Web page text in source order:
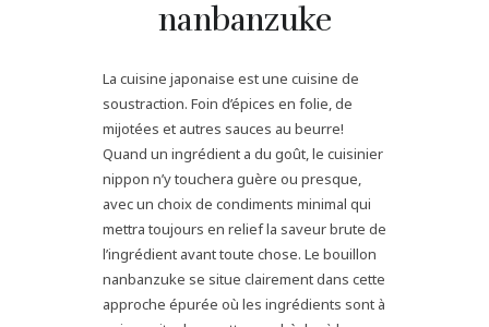
nanbanzuke
La cuisine japonaise est une cuisine de
soustraction. Foin d’épices en folie, de
mijotées et autres sauces au beurre!
Quand un ingrédient a du goût, le cuisinier
nippon n’y touchera guère ou presque,
avec un choix de condiments minimal qui
mettra toujours en relief la saveur brute de
l’ingrédient avant toute chose. Le bouillon
nanbanzuke se situe clairement dans cette
approche épurée où les ingrédients sont à